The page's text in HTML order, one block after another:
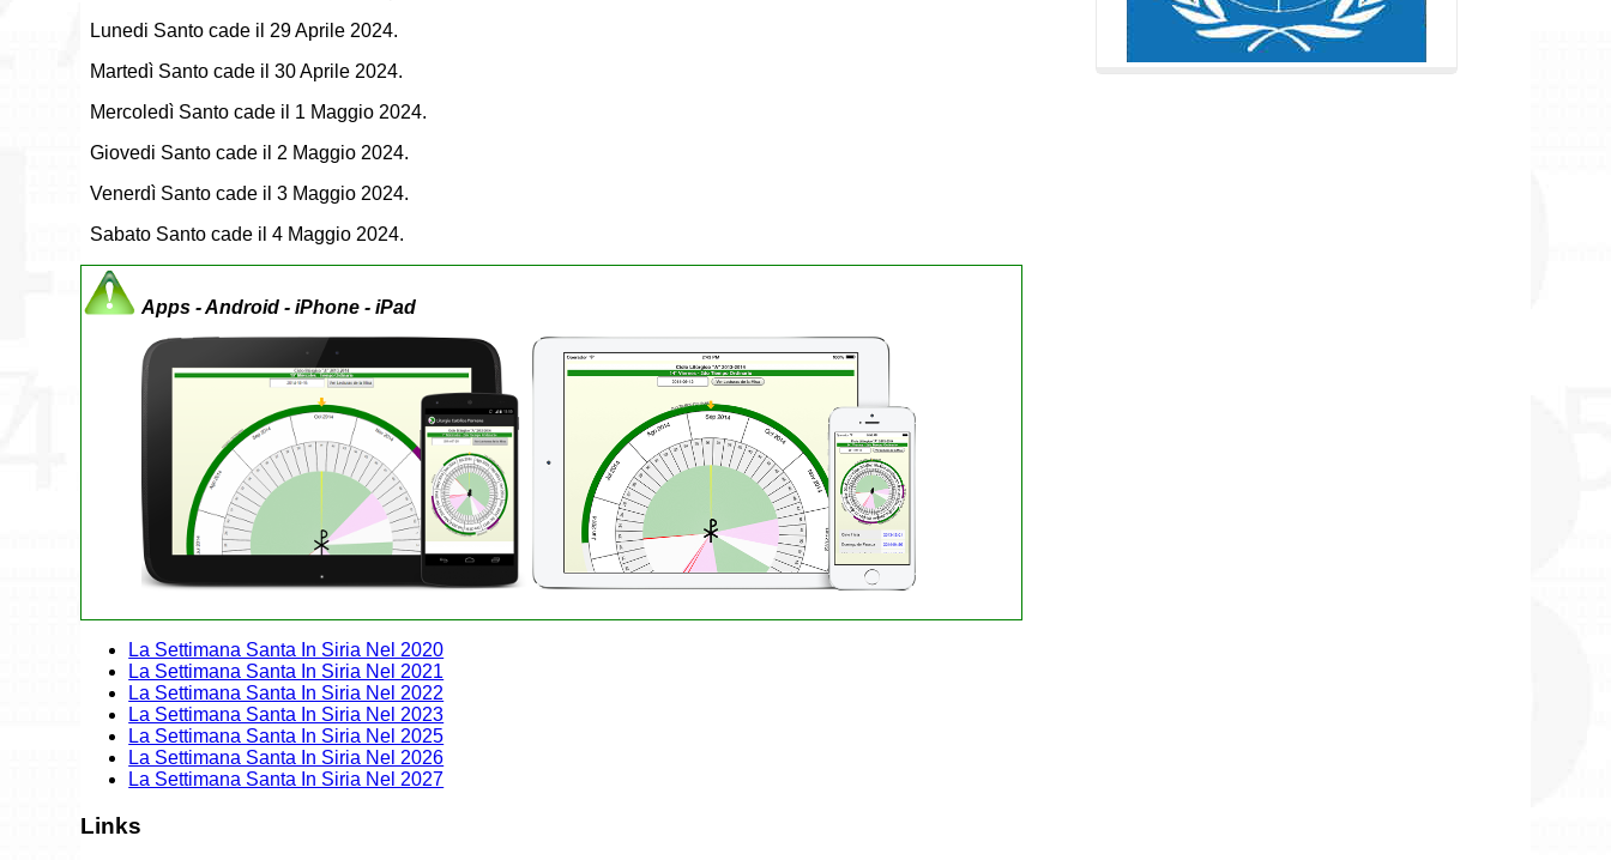
Lunedi Santo cade il 29 Aprile 2024.
Martedì Santo cade il 30 Aprile 2024.
Mercoledì Santo cade il 1 Maggio 2024.
Giovedi Santo cade il 2 Maggio 2024.
Venerdì Santo cade il 3 Maggio 2024.
Sabato Santo cade il 4 Maggio 2024.
Apps - Android - iPhone - iPad
La Settimana Santa In Siria Nel 2020
La Settimana Santa In Siria Nel 2021
La Settimana Santa In Siria Nel 2022
La Settimana Santa In Siria Nel 2023
La Settimana Santa In Siria Nel 2025
La Settimana Santa In Siria Nel 2026
La Settimana Santa In Siria Nel 2027
Links